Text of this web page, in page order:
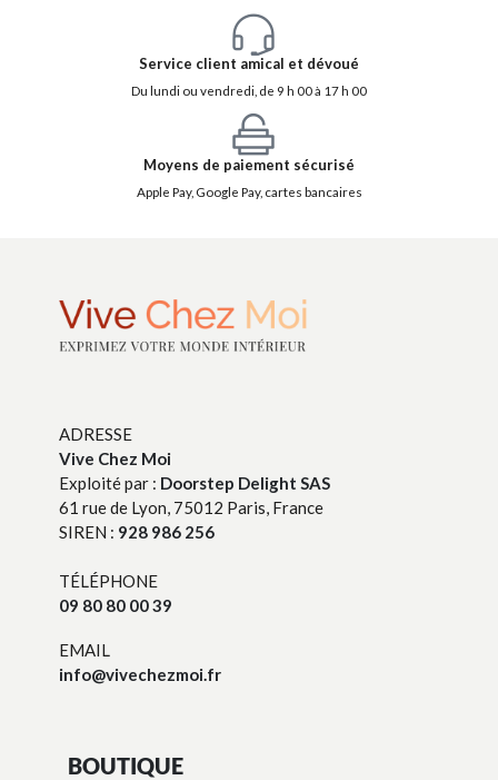
Service client amical et dévoué
Du lundi ou vendredi, de 9 h 00 à 17 h 00
Moyens de paiement sécurisé
Apple Pay, Google Pay, cartes bancaires
ADRESSE
Vive Chez Moi
Exploité par : Doorstep Delight SAS
61 rue de Lyon, 75012 Paris, France
SIREN : 928 986 256
TÉLÉPHONE
09 80 80 00 39
EMAIL
info@vivechezmoi.fr
BOUTIQUE